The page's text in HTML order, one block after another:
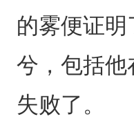
的雾便证
兮，包括
失败了。